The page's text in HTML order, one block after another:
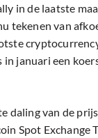
in de laatste
tekenen van
in januari een
daling van de
Spot Exchange